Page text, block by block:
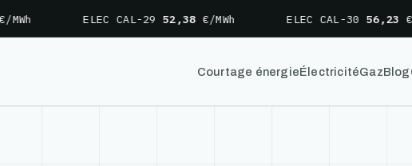
ELEC CAL-2952,38 €/MWh ELEC CAL-3056,23 €/MWh
Courtage énergieÉlectricitéGazBlog